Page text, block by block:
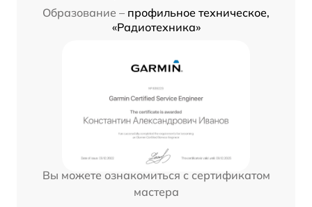
Образование – профильное техническое,
«Радиотехника»
Вы можете ознакомиться с сертификатом
мастера